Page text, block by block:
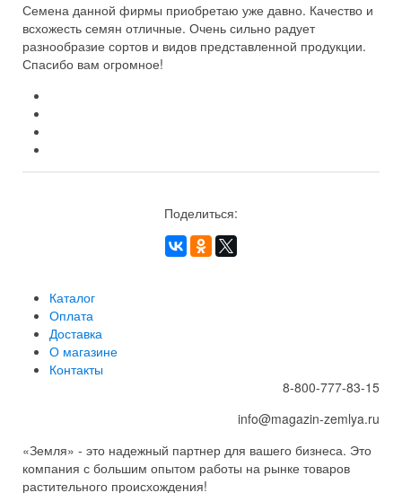
Семена данной фирмы приобретаю уже давно. Качество и
всхожесть семян отличные. Очень сильно радует
разнообразие сортов и видов представленной продукции.
Спасибо вам огромное!
Поделиться:
Каталог
Оплата
Доставка
О магазине
Контакты
8-800-777-83-15
info@magazin-zemlya.ru
«Земля» - это надежный партнер для вашего бизнеса. Это
компания с большим опытом работы на рынке товаров
растительного происхождения!